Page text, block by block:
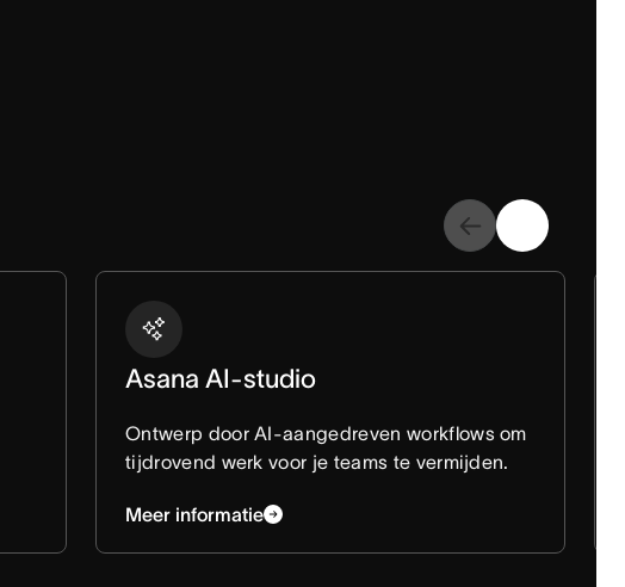
Asana AI-studio
Ontwerp door AI-aangedreven workflows om
tijdrovend werk voor je teams te vermijden.
Meer informatie